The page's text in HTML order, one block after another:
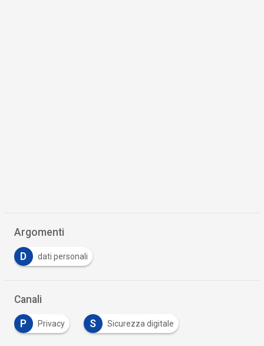
Argomenti
D dati personali
Canali
P Privacy S Sicurezza digitale